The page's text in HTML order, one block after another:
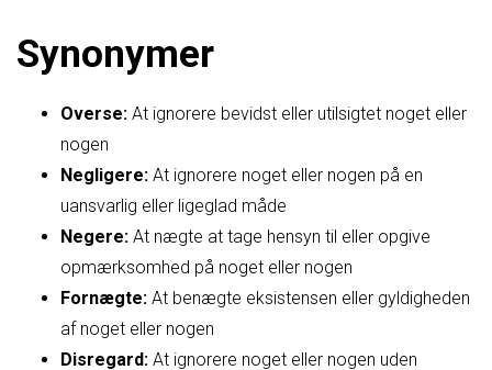
Synonymer
Overse: At ignorere bevidst eller utilsigtet noget eller
nogen
Negligere: At ignorere noget eller nogen på en
uansvarlig eller ligeglad måde
Negere: At nægte at tage hensyn til eller opgive
opmærksomhed på noget eller nogen
Fornægte: At benægte eksistensen eller gyldigheden
af noget eller nogen
Disregard: At ignorere noget eller nogen uden